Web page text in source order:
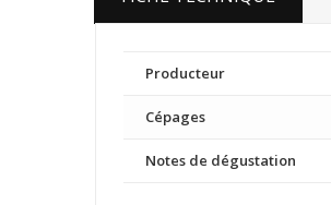
Producteur
Cépages
Notes de dégustation